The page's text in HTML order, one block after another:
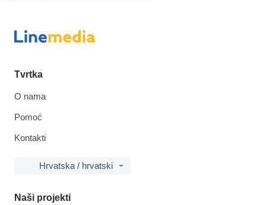
Tvrtka
O nama
Pomoć
Kontakti
Hrvatska / hrvatski
Naši projekti